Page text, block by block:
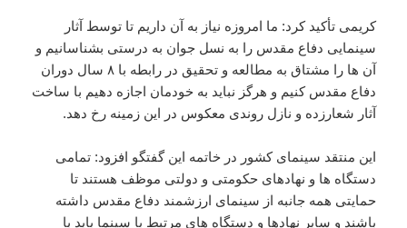
کریمی تأکید کرد: ما امروزه نیاز به آن داریم تا توسط آثار
سینمایی دفاع مقدس را به نسل جوان به درستی بشناسانیم و
آن ها را مشتاق به مطالعه و تحقیق در رابطه با ۸ سال دوران
دفاع مقدس کنیم و هرگز نباید به خودمان اجازه دهیم با ساخت
آثار شعارزده و نازل روندی معکوس در این زمینه رخ دهد.
این منتقد سینمای کشور در خاتمه این گفتگو افزود: تمامی
دستگاه ها و نهادهای حکومتی و دولتی موظف هستند تا
حمایتی همه جانبه از سینمای ارزشمند دفاع مقدس داشته
باشند و سایر نهادها و دستگاه های مرتبط با سینما باید با